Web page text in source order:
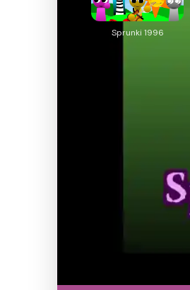
Sprunki 1996